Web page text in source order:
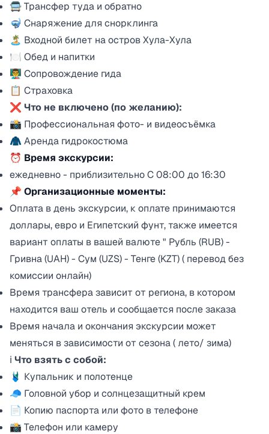
🚍 Трансфер туда и обратно
🤿 Снаряжение для снорклинга
🏝️ Входной билет на остров Хула-Хула
🍽 Обед и напитки
👨‍🏫 Сопровождение гида
📋 Страховка
❌ Что не включено (по желанию):
📸 Профессиональная фото- и видеосъёмка
🧥 Аренда гидрокостюма
⏰ Время экскурсии:
ежедневно - приблизительно С 08:00 до 16:30
📌 Организационные моменты:
Оплата в день экскурсии, к оплате принимаются
доллары, евро и Египетский фунт, также имеется
вариант оплаты в вашей валюте " Рубль (RUB) -
Гривна (UAH) - Сум (UZS) - Тенге (KZT) ( перевод без
комиссии онлайн)
Время трансфера зависит от региона, в котором
находится ваш отель и сообщается после заказа
Время начала и окончания экскурсии может
меняться в зависимости от сезона ( лето/ зима)
ℹ️ Что взять с собой:
🩱 Купальник и полотенце
🧢 Головной убор и солнцезащитный крем
📄 Копию паспорта или фото в телефоне
📸 Телефон или камеру